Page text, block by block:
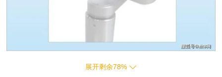
展开剩余78%